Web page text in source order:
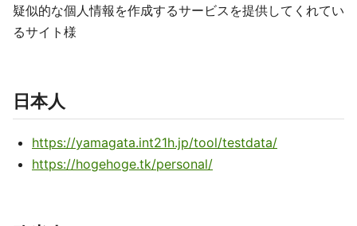
疑似的な個人情報を作成するサービスを提供してくれてい
るサイト様
日本人
https://yamagata.int21h.jp/tool/testdata/
https://hogehoge.tk/personal/